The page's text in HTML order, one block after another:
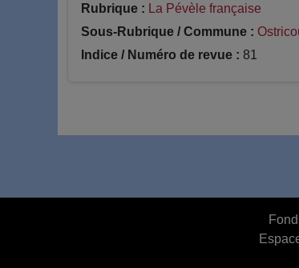
Rubrique : La Pévèle française
Sous-Rubrique / Commune :
Indice / Numéro de revue : 81